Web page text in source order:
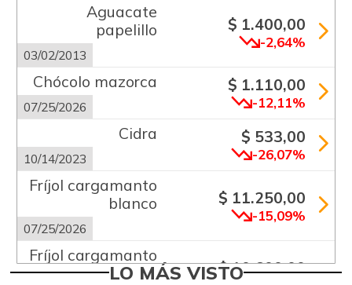
Aguacate
papelillo
03/02/2013
$ 1.400,00
-2,64%
Chócolo mazorca
07/25/2026
$ 1.110,00
-12,11%
Cidra
10/14/2023
$ 533,00
-26,07%
Fríjol cargamanto
blanco
07/25/2026
$ 11.250,00
-15,09%
Fríjol cargamanto
rojo
$ 10.600,00
LO MÁS VISTO